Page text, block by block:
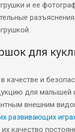
и ее
для
качестве и
для малышей
внешним
развивающих
качество